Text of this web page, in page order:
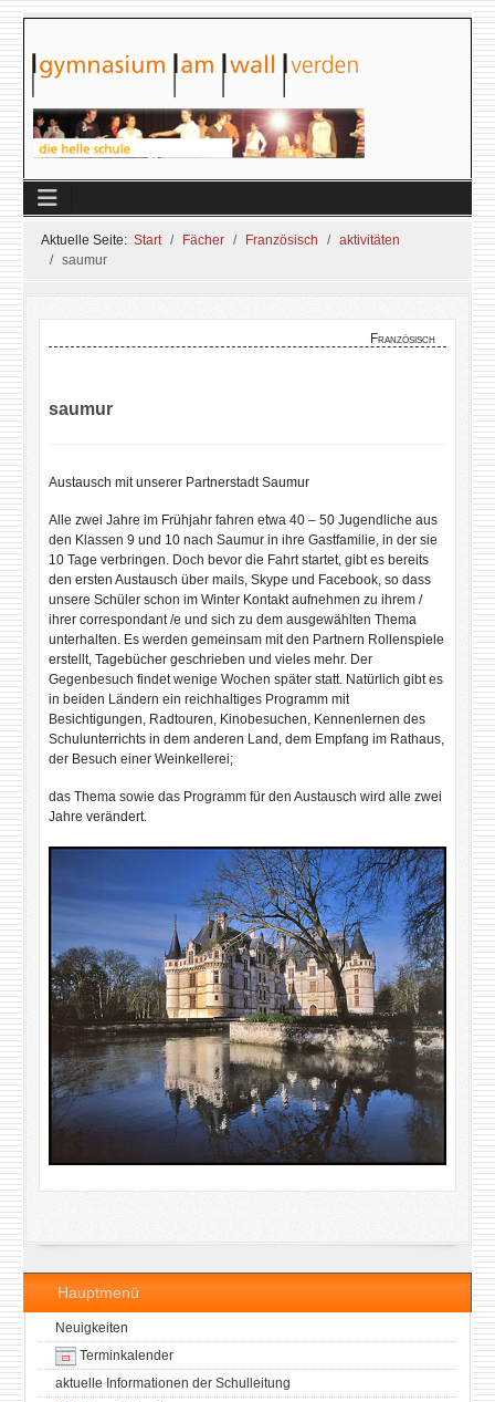
Aktuelle Seite: Start Fächer Französisch
aktivitäten
saumur
Hauptmenü
Neuigkeiten
Terminkalender
aktuelle Informationen der Schulleitung
Französisch
saumur
Austausch mit unserer Partnerstadt Saumur
Alle zwei Jahre im Frühjahr fahren etwa 40 – 50 Jugendliche aus
den Klassen 9 und 10 nach Saumur in ihre Gastfamilie, in der sie
10 Tage verbringen. Doch bevor die Fahrt startet, gibt es bereits
den ersten Austausch über mails, Skype und Facebook, so dass
unsere Schüler schon im Winter Kontakt aufnehmen zu ihrem /
ihrer correspondant /e und sich zu dem ausgewählten Thema
unterhalten. Es werden gemeinsam mit den Partnern Rollenspiele
erstellt, Tagebücher geschrieben und vieles mehr. Der
Gegenbesuch findet wenige Wochen später statt. Natürlich gibt es
in beiden Ländern ein reichhaltiges Programm mit
Besichtigungen, Radtouren, Kinobesuchen, Kennenlernen des
Schulunterrichts in dem anderen Land, dem Empfang im Rathaus,
der Besuch einer Weinkellerei;
das Thema sowie das Programm für den Austausch wird alle zwei
Jahre verändert.